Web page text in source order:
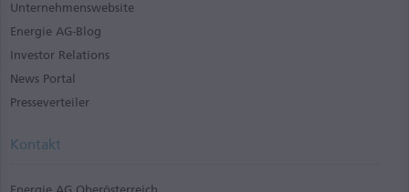
Unternehmenswebsite
Energie AG-Blog
Investor Relations
News Portal
Presseverteiler
Kontakt